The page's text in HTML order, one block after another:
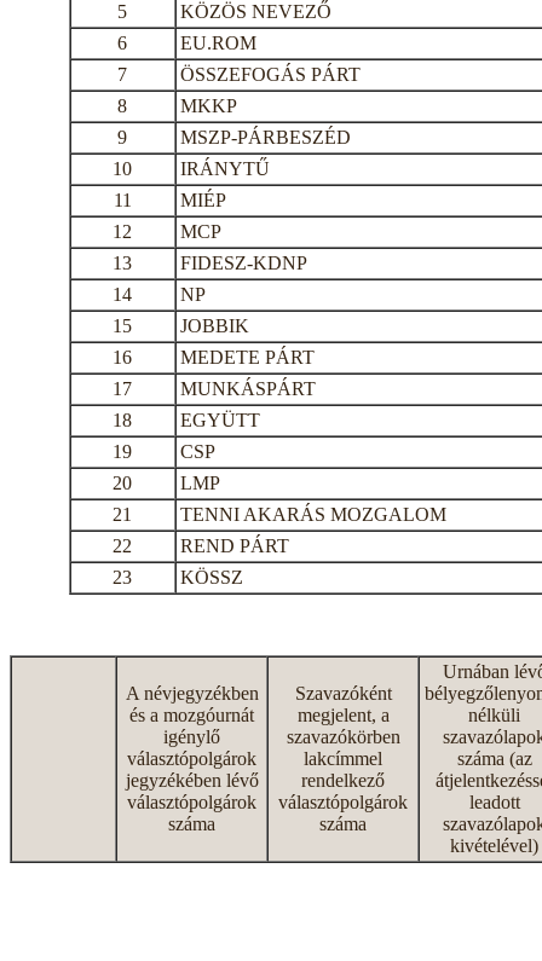
5
KÖZÖS NEVEZŐ
6
EU.ROM
7
ÖSSZEFOGÁS PÁRT
8
MKKP
9
MSZP-PÁRBESZÉD
10
IRÁNYTŰ
11
MIÉP
12
MCP
13
FIDESZ-KDNP
14
NP
15
JOBBIK
16
MEDETE PÁRT
17
MUNKÁSPÁRT
18
EGYÜTT
19
CSP
20
LMP
21
TENNI AKARÁS MOZGALOM
22
REND PÁRT
23
KÖSSZ
A névjegyzékben
és a mozgóurnát
igénylő
választópolgárok
jegyzékében lévő
választópolgárok
száma
Szavazóként
megjelent, a
szavazókörben
lakcímmel
rendelkező
választópolgárok
száma
Urnában
nélküli
száma (az
leadott
kivételével)